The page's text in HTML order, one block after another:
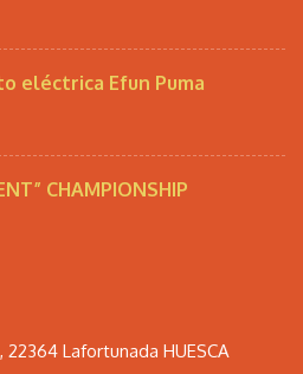
eléctrica Efun Puma
CHAMPIONSHIP
22364 Lafortunada HUESCA